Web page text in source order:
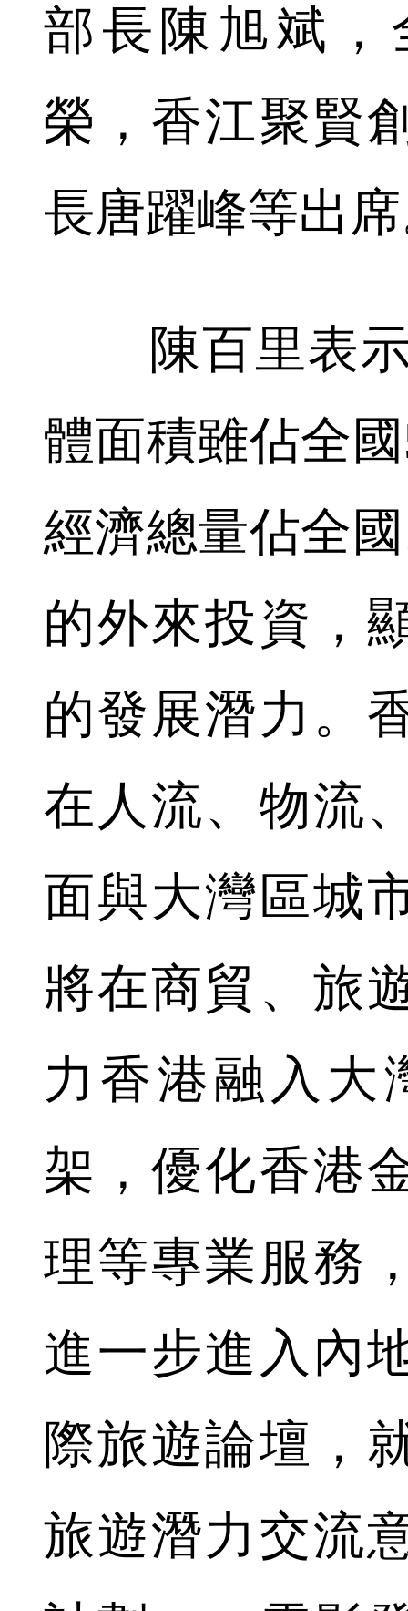
部長陳旭斌，
榮，香江聚賢
長唐躍峰等出
陳百里表示
體面積雖佔全
經濟總量佔全
的外來投資，
的發展潛力。
在人流、物流
面與大灣區城
將在商貿、旅
力香港融入大
架，優化香港
理等專業服務
進一步進入內
際旅遊論壇，
旅遊潛力交流